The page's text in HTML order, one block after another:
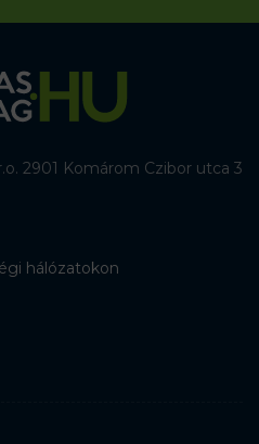
2901 Komárom Czibor utca 3
hálózatokon